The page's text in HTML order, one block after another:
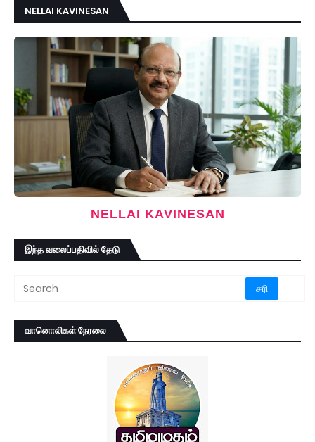
NELLAI KAVINESAN
NELLAI KAVINESAN
இந்த வலைப்பதிவில் தேடு
வானொலிகள் நேரலை